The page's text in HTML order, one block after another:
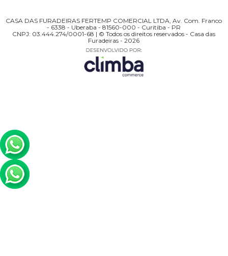
CASA DAS FURADEIRAS FERTEMP COMERCIAL LTDA, Av. Com. Franco
- 6338 - Uberaba - 81560-000 - Curitiba - PR
CNPJ: 03.444.274/0001-68 | © Todos os direitos reservados - Casa das
Furadeiras - 2026